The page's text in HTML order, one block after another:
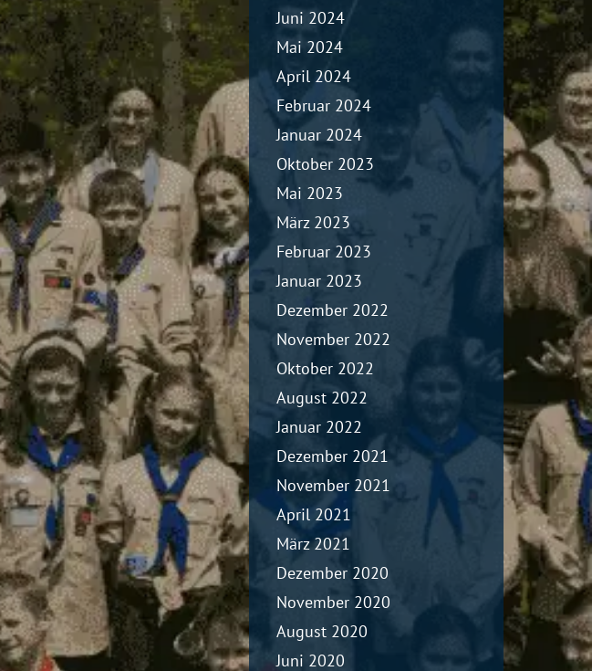
Juni 2024
Mai 2024
April 2024
Februar 2024
Januar 2024
Oktober 2023
Mai 2023
März 2023
Februar 2023
Januar 2023
Dezember 2022
November 2022
Oktober 2022
August 2022
Januar 2022
Dezember 2021
November 2021
April 2021
März 2021
Dezember 2020
November 2020
August 2020
Juni 2020